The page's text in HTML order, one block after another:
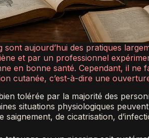
aujourd’hui des pratiques
et par un professionnel
en bonne santé. Cependant, il ne
cutanée, c’est-à-dire une
tolérée par la majorité des
situations physiologiques
saignement, de cicatrisation,